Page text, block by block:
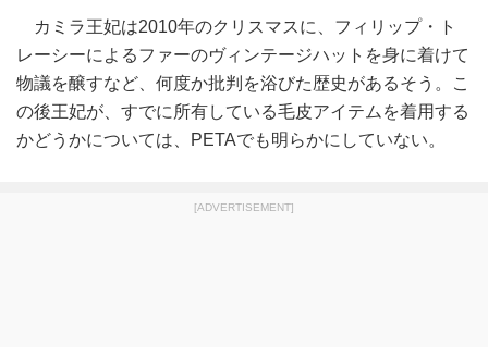
カミラ王妃は2010年のクリスマスに、フィリップ・ト
レーシーによるファーのヴィンテージハットを身に着けて
物議を醸すなど、何度か批判を浴びた歴史があるそう。こ
の後王妃が、すでに所有している毛皮アイテムを着用する
かどうかについては、PETAでも明らかにしていない。
[ADVERTISEMENT]